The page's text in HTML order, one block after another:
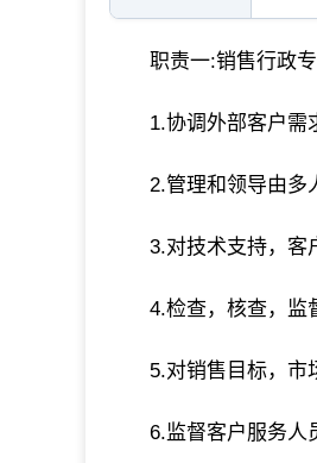
职责一:销售行政
1.协调外部客户需
2.管理和领导由多
3.对技术支持，客
4.检查，核查，监
5.对销售目标，市
6.监督客户服务人